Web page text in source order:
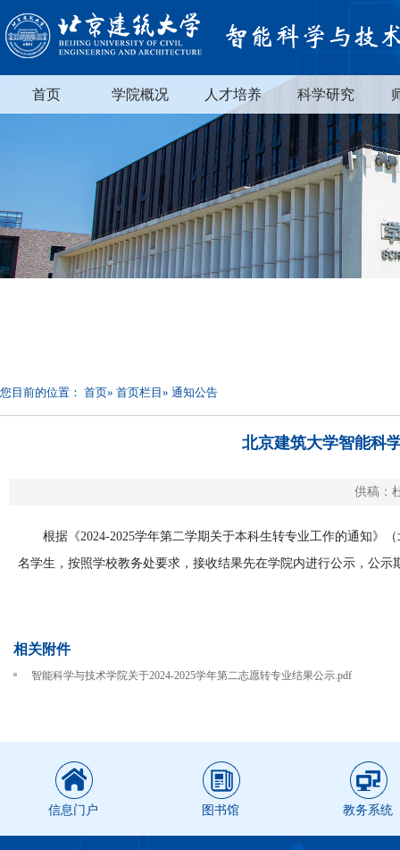
首页 学院概况 人才培养 科学研究
您目前的位置： 首页» 首页栏目 » 通知公告
北京建筑大学智能科
供稿：
根据《2024-2025学年第二学期关于本科生转专业工作的通知》
名学生，按照学校教务处要求，接收结果先在学院内进行公示，公示
相关附件
智能科学与技术学院关于2024-2025学年第二志愿转专业结果公示.pdf
信息门户 图书馆 教务系统